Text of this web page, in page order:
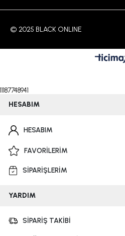
© 2025 BLACK ONLINE
11187748941
HESABIM
HESABIM
FAVORİLERİM
SİPARİŞLERİM
YARDIM
SİPARİŞ TAKİBİ